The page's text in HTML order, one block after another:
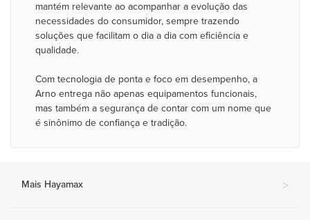
mantém relevante ao acompanhar a evolução das
necessidades do consumidor, sempre trazendo
soluções que facilitam o dia a dia com eficiência e
qualidade.
Com tecnologia de ponta e foco em desempenho, a
Arno entrega não apenas equipamentos funcionais,
mas também a segurança de contar com um nome que
é sinônimo de confiança e tradição.
Mais Hayamax >